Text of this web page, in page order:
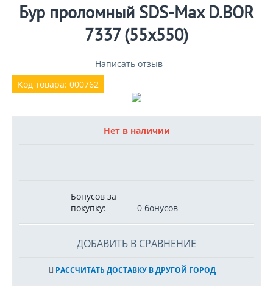
Бур проломный SDS-Max D.BOR
7337 (55x550)
Написать отзыв
Код товара: 000762
Нет в наличии
Бонусов за
покупку:
0 бонусов
ДОБАВИТЬ В СРАВНЕНИЕ
РАССЧИТАТЬ ДОСТАВКУ В ДРУГОЙ ГОРОД